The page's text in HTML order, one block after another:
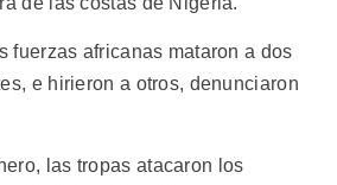
fuerzas africanas mataron a dos
e hirieron a otros, denunciaron
las tropas atacaron los